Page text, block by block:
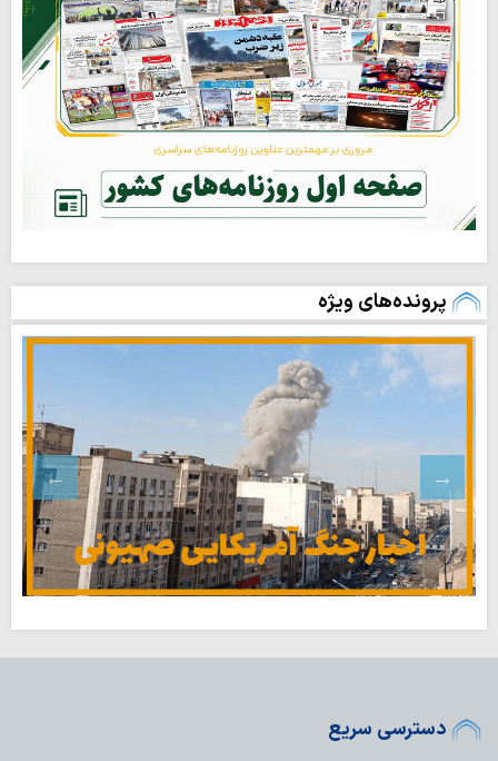
پرونده‌های ویژه
دسترسی سریع